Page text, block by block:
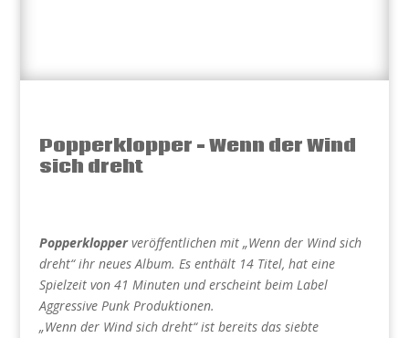
Popperklopper – Wenn der Wind
sich dreht
Popperklopperveröffentlichen mit „Wenn der Wind sich
dreht“ ihr neues Album. Es enthält 14 Titel, hat eine
Spielzeit von 41 Minuten und erscheint beim Label
Aggressive Punk Produktionen.
„Wenn der Wind sich dreht“ ist bereits das siebte